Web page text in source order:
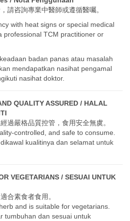
請咨詢專業中醫師或遵循醫囑。
with heat signs or special medical
professional TCM practitioner or
badan panas atau masalah
mendapatkan nasihat pengamal
nasihat doktor.
QUALITY ASSURED / HALAL
過嚴格品質控管，食用安全無虞。
controlled, and safe to consume.
kualitinya dan selamat untuk
VEGETARIANS / SESUAI UNTUK
合素食者食用。
and is suitable for vegetarians.
tumbuhan dan sesuai untuk